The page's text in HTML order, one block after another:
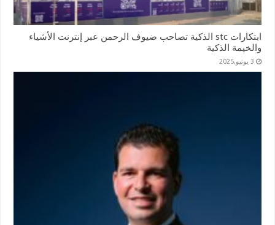
ابتكارات stc الذكية تصاحب ضيوف الرحمن عبر إنترنت الأشياء
والخيمة الذكية
3 يونيو,2025